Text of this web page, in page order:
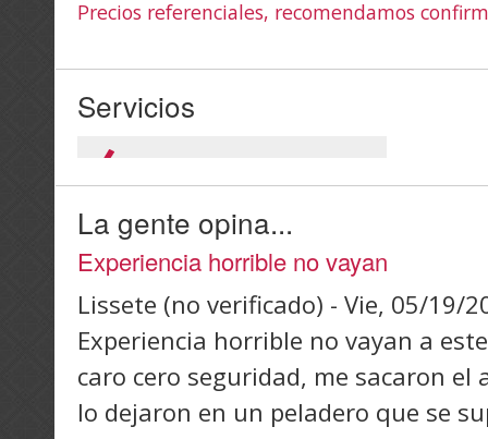
Precios referenciales, recomendamos
Servicios
La gente opina...
Experiencia horrible no vayan
Lissete (no verificado) - Vie, 05/19/
Experiencia horrible no vayan a
caro cero seguridad, me sacaron el
lo dejaron en un peladero que se